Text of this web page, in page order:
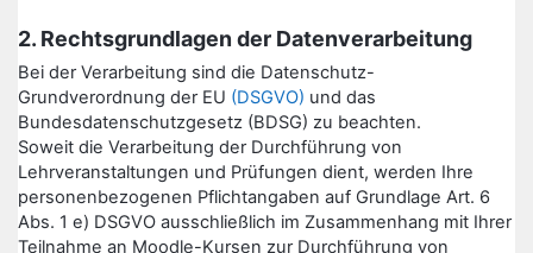
2. Rechtsgrundlagen der Datenverarbeitung
Bei der Verarbeitung sind die Datenschutz-
Grundverordnung der EU (DSGVO) und das
Bundesdatenschutzgesetz (BDSG) zu beachten.
Soweit die Verarbeitung der Durchführung von
Lehrveranstaltungen und Prüfungen dient, werden Ihre
personenbezogenen Pflichtangaben auf Grundlage Art. 6
Abs. 1 e) DSGVO ausschließlich im Zusammenhang mit Ihrer
Teilnahme an Moodle-Kursen zur Durchführung von